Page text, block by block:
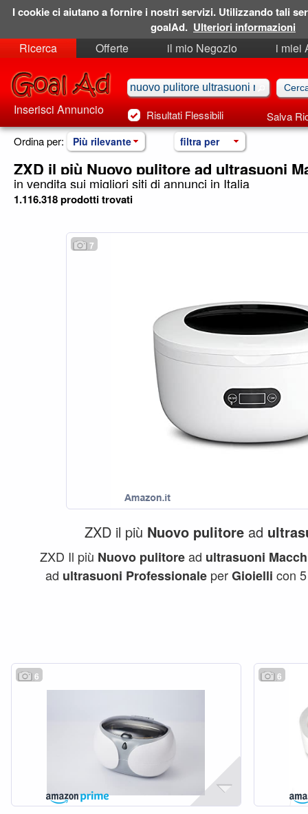
Ricerca Offerte il mio Negozio
i miei
Risultati Flessibili Salva
Inserisci Annuncio
Ordina per: Più rilevante filtra per
ZXD il più Nuovo pulitore ad ultrasuoni
in vendita sui migliori siti di annunci in Italia
1.116.318 prodotti trovati
7
ZXD il più Nuovo pulitore ad
ZXD Il più Nuovo pulitoread ultrasuoni
ad ultrasuoni Professionale perGioielli con
6 6
I cookie ci aiutano a fornire i nostri servizi. Utilizzando tali
goalAd. Ulteriori informazioni